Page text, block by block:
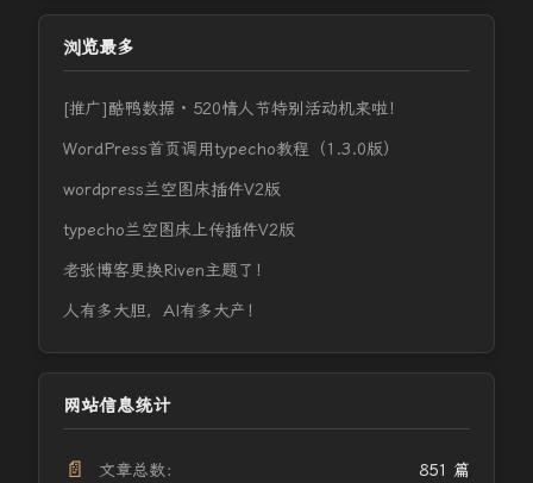
浏览最多
[推广]酷鸭数据 · 520情人节特别活动机来啦！
WordPress首页调用typecho教程（1.3.0版）
wordpress兰空图床插件V2版
typecho兰空图床上传插件V2版
老张博客更换Riven主题了！
人有多大胆，AI有多大产！
网站信息统计
📄 文章总数： 851 篇